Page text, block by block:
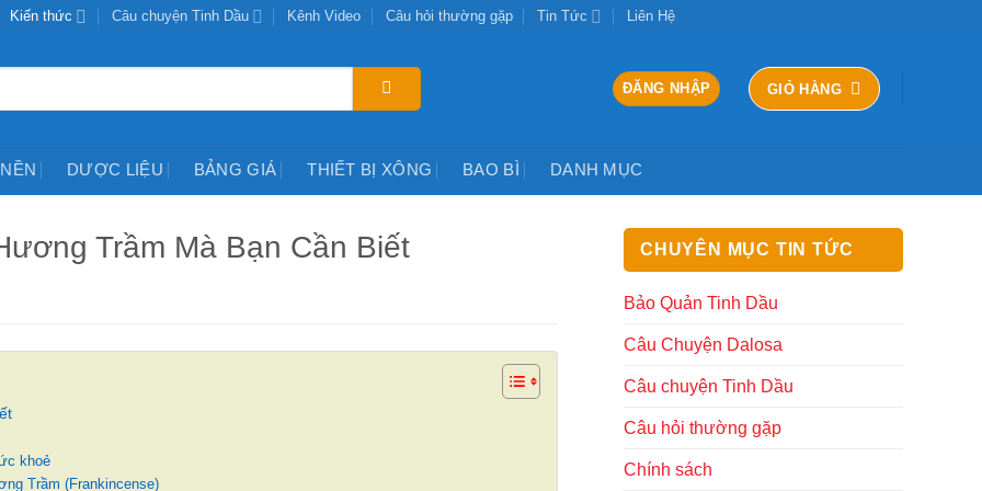
Kiến thức Câu chuyện Tinh Dầu Kênh Video Câu hỏi thường gặp Tin Tức Liên Hệ
ĐĂNG NHẬP GIỎ HÀNG
DƯỢC LIỆU BẢNG GIÁ THIẾT BỊ XÔNG BAO BÌ DANH MỤC
Trầm Mà Bạn Cần Biết
khoẻ
Trầm (Frankincense)
CHUYÊN MỤC TIN TỨC
Bảo Quản Tinh Dầu
Câu Chuyện Dalosa
Câu chuyện Tinh Dầu
Câu hỏi thường gặp
Chính sách